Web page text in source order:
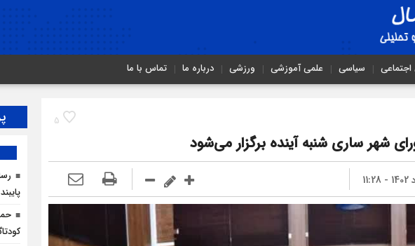
سیاسی علمی آموزشی ورزشی درباره ما تماس با ما
5
شهر ساری شنبه آینده برگزار می‌شود